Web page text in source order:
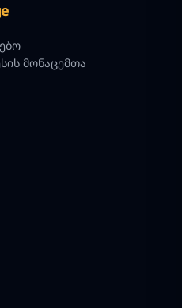
მონაცემთა